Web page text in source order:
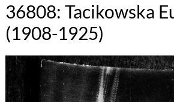
36808: Tacikowska
(1908-1925)